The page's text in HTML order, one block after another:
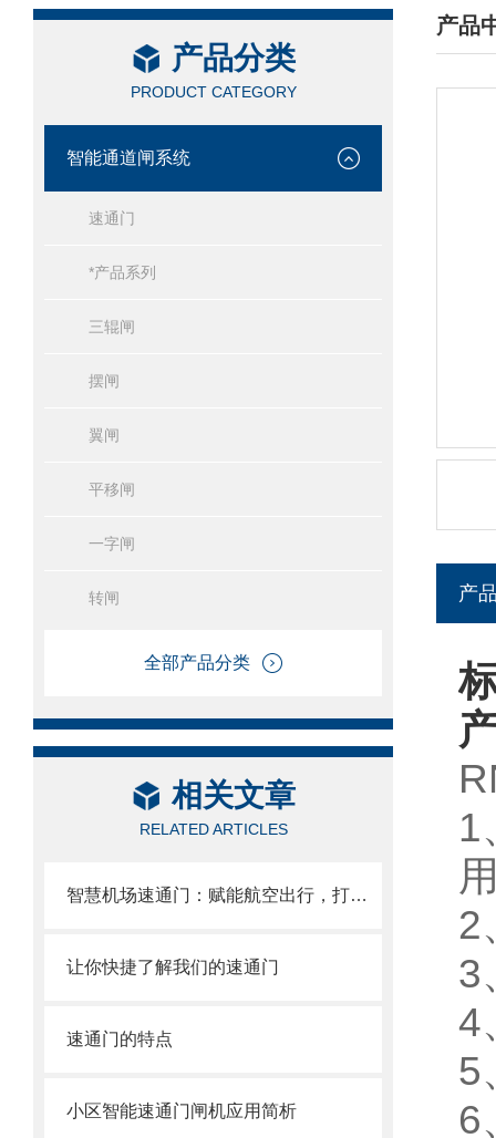
产品分类
PRODUCT CATEGORY
智能通道闸系统
速通门
*产品系列
三辊闸
摆闸
翼闸
平移闸
一字闸
转闸
全部产品分类
相关文章
RELATED ARTICLES
智慧机场速通门：赋能航空出行，打造机场高效通行体系
让你快捷了解我们的速通门
速通门的特点
小区智能速通门闸机应用简析
产品
/
产
1
2
3
4
5
6